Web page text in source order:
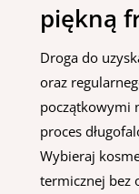
piękną
Droga do
oraz
początkowymi
proces
Wybieraj
termicznej bez